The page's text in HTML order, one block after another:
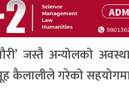
जस्तै अन्योलको
कैलालीले गरेको